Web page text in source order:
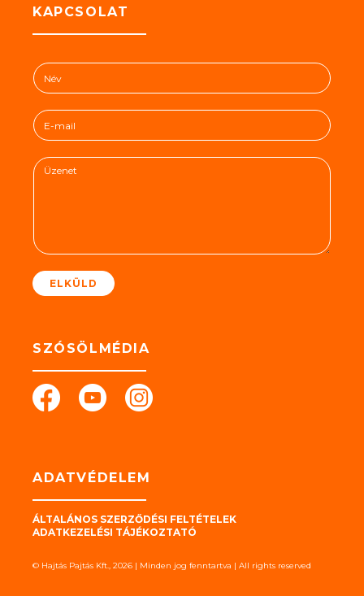
KAPCSOLAT
N
é
*E
-
a
Ü
t
ELKÜLD
SZÓSÖLMÉDIA
ADATVÉDELEM
ÁLTALÁNOS SZERZŐDÉSI FELTÉTELEK
ADATKEZELÉSI TÁJÉKOZTATÓ
© Hajtás Pajtás Kft., 2026 | Minden jog fenntartva | All rights reserved